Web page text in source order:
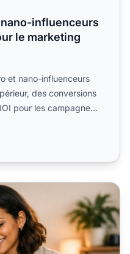
influenceurs
le marketing
et nano-influenceurs
des conversions
pour les campagnes